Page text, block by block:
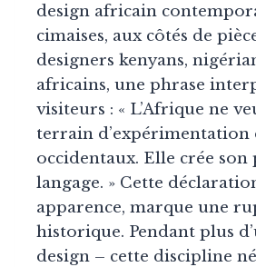
design africain
cimaises, aux côtés de
designers kenyans,
africains, une phrase
visiteurs : « L’Afrique ne
terrain d’expérimentation
occidentaux. Elle crée son
langage. » Cette
apparence, marque une
historique. Pendant plus
design – cette discipline